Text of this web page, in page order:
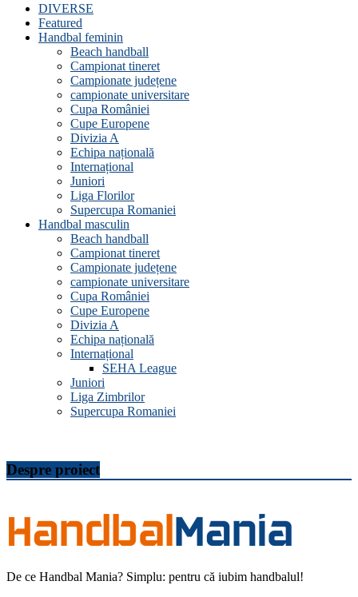
DIVERSE
Featured
Handbal feminin
Beach handball
Campionat tineret
Campionate județene
campionate universitare
Cupa României
Cupe Europene
Divizia A
Echipa națională
Internațional
Juniori
Liga Florilor
Supercupa Romaniei
Handbal masculin
Beach handball
Campionat tineret
Campionate județene
campionate universitare
Cupa României
Cupe Europene
Divizia A
Echipa națională
Internațional
SEHA League
Juniori
Liga Zimbrilor
Supercupa Romaniei
Despre proiect
De ce Handbal Mania? Simplu: pentru că iubim handbalul!